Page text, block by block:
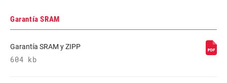
Garantía SRAM
Garantía SRAM y ZIPP
604 kb